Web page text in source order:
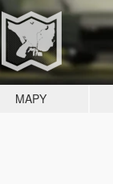
MAPY